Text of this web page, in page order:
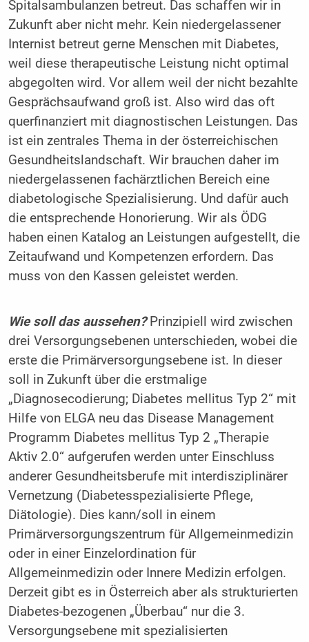
Spitalsambulanzen betreut. Das schaffen wir in
Zukunft aber nicht mehr. Kein niedergelassener
Internist betreut gerne Menschen mit Diabetes,
weil diese therapeutische Leistung nicht optimal
abgegolten wird. Vor allem weil der nicht bezahlte
Gesprächsaufwand groß ist. Also wird das oft
querfinanziert mit diagnostischen Leistungen. Das
ist ein zentrales Thema in der österreichischen
Gesundheitslandschaft. Wir brauchen daher im
niedergelassenen fachärztlichen Bereich eine
diabetologische Spezialisierung. Und dafür auch
die entsprechende Honorierung. Wir als ÖDG
haben einen Katalog an Leistungen aufgestellt, die
Zeitaufwand und Kompetenzen erfordern. Das
muss von den Kassen geleistet werden.
Wie soll das aussehen? Prinzipiell wird zwischen
drei Versorgungsebenen unterschieden, wobei die
erste die Primärversorgungsebene ist. In dieser
soll in Zukunft über die erstmalige
„Diagnosecodierung; Diabetes mellitus Typ 2“ mit
Hilfe von ELGA neu das Disease Management
Programm Diabetes mellitus Typ 2 „Therapie
Aktiv 2.0“ aufgerufen werden unter Einschluss
anderer Gesundheitsberufe mit interdisziplinärer
Vernetzung (Diabetesspezialisierte Pflege,
Diätologie). Dies kann/soll in einem
Primärversorgungszentrum für Allgemeinmedizin
oder in einer Einzelordination für
Allgemeinmedizin oder Innere Medizin erfolgen.
Derzeit gibt es in Österreich aber als strukturierten
Diabetes-bezogenen „Überbau“ nur die 3.
Versorgungsebene mit spezialisierten